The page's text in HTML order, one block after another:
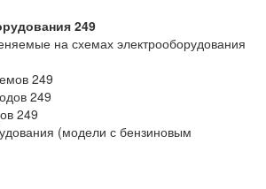
249
на схемах электрооборудования
249
249
249
(модели с бензиновым